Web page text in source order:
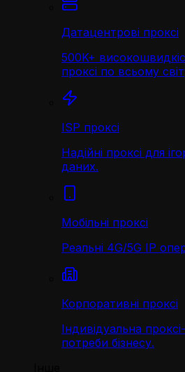
Датацентрові проксі
500K+
проксі по всьому
ISP проксі
Надійні проксі для
даних.
Мобільні проксі
Реальні 4G/5G IP
Корпоративні проксі
Індивідуальна
потреби бізнесу.